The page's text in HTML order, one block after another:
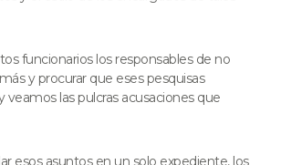
funcionarios los responsables de no
y procurar que eses pesquisas
veamos las pulcras acusaciones que
esos asuntos en un solo expediente, los